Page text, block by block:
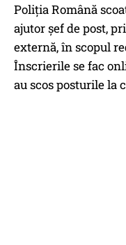
Poliția Română
ajutor șef de post,
externă, în scopul
Înscrierile se fac
au scos posturile la